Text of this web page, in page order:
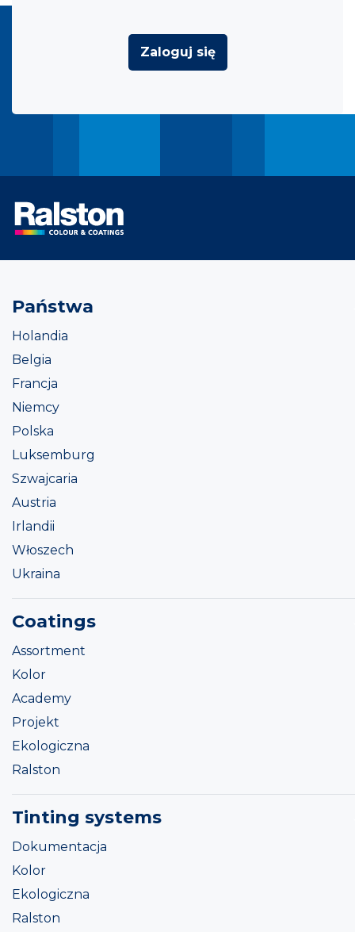
Zaloguj się
Państwa
Holandia
Belgia
Francja
Niemcy
Polska
Luksemburg
Szwajcaria
Austria
Irlandii
Włoszech
Ukraina
Coatings
Assortment
Kolor
Academy
Projekt
Ekologiczna
Ralston
Tinting systems
Dokumentacja
Kolor
Ekologiczna
Ralston